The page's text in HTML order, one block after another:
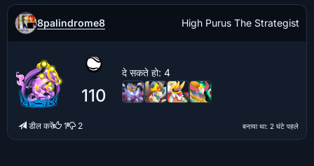
8palindrome8 High Purus The Strategist
110
दे सकते हो: 4
बनाया था: 2 घंटे पहले
डील करें 1 2